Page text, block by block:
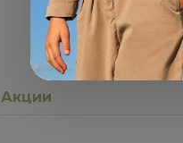
Акции